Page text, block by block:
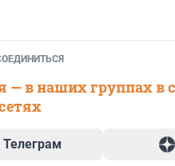
— в наших группах в
Телеграм